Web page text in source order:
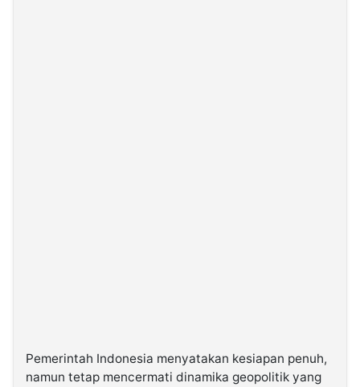
Pemerintah Indonesia menyatakan kesiapan penuh,
namun tetap mencermati dinamika geopolitik yang